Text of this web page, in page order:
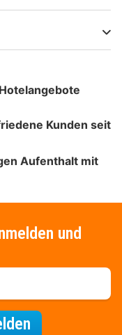
Kunden seit
Aufenthalt mit
und
Für den